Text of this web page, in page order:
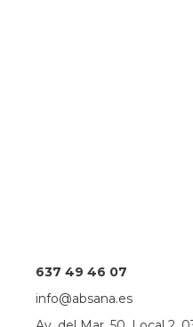
637 49 46 07
info@absana.es